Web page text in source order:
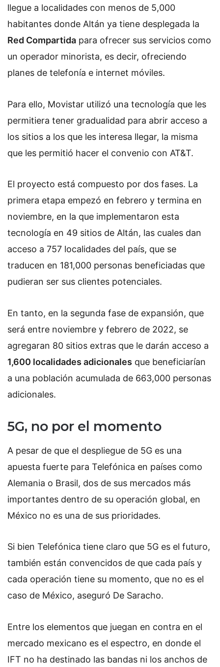
llegue a localidades con menos de 5,000
habitantes donde Altán ya tiene desplegada la
Red Compartida para ofrecer sus servicios como
un operador minorista, es decir, ofreciendo
planes de telefonía e internet móviles.
Para ello, Movistar utilizó una tecnología que les
permitiera tener gradualidad para abrir acceso a
los sitios a los que les interesa llegar, la misma
que les permitió hacer el convenio con AT&T.
El proyecto está compuesto por dos fases. La
primera etapa empezó en febrero y termina en
noviembre, en la que implementaron esta
tecnología en 49 sitios de Altán, las cuales dan
acceso a 757 localidades del país, que se
traducen en 181,000 personas beneficiadas que
pudieran ser sus clientes potenciales.
En tanto, en la segunda fase de expansión, que
será entre noviembre y febrero de 2022, se
agregaran 80 sitios extras que le darán acceso a
1,600 localidades adicionales que beneficiarían
a una población acumulada de 663,000 personas
adicionales.
5G, no por el momento
A pesar de que el despliegue de 5G es una
apuesta fuerte para Telefónica en países como
Alemania o Brasil, dos de sus mercados más
importantes dentro de su operación global, en
México no es una de sus prioridades.
Si bien Telefónica tiene claro que 5G es el futuro,
también están convencidos de que cada país y
cada operación tiene su momento, que no es el
caso de México, aseguró De Saracho.
Entre los elementos que juegan en contra en el
mercado mexicano es el espectro, en donde el
IFT no ha destinado las bandas ni los anchos de